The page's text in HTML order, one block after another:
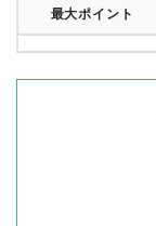
最大ポイント